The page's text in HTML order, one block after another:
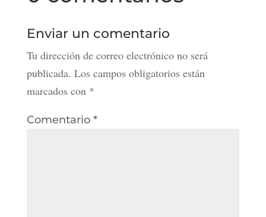
Enviar un comentario
Tu dirección de correo electrónico no será
publicada. Los campos obligatorios están
marcados con *
Comentario *